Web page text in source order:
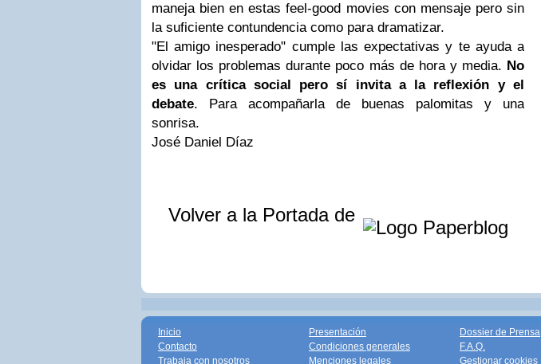
maneja bien en estas feel-good movies con mensaje pero sin
la suficiente contundencia como para dramatizar.
"El amigo inesperado" cumple las expectativas y te ayuda a
olvidar los problemas durante poco más de hora y media. No
es una crítica social pero sí invita a la reflexión y el
debate. Para acompañarla de buenas palomitas y una
sonrisa.
José Daniel Díaz
Volver a la Portada de
Inicio
Contacto
Trabaja con nosotros
Presentación
Condiciones generales
Menciones legales
Dossier de Prensa
F.A.Q.
Gestionar cookies